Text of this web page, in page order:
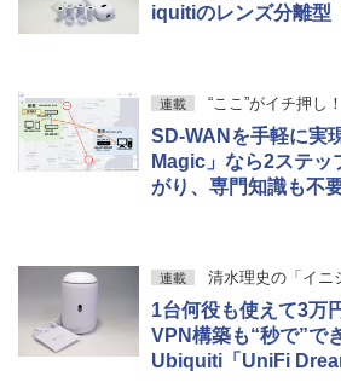
iquitiのレンズ分離型
連載 “ここ”がイチ押し
SD-WANを手軽に実
Magic」なら2ステッ
がり、専門知識も不
連載 清水理史の「イニ
1台何役も使えて3万
VPN構築も“秒で”で
Ubiquiti「UniFi